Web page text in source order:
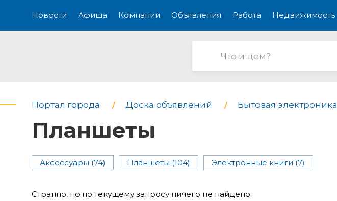
Новости Афиша Компании Объявления Работа Недвижимость
Портал города Доска объявлений Бытовая электроника
Планшеты
Аксессуары (74) Планшеты (104) Электронные книги (7)
Странно, но по текущему запросу ничего не найдено.